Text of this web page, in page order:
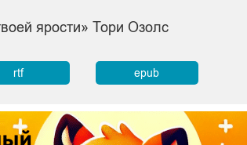
ярости» Тори Озолс
rtf epub